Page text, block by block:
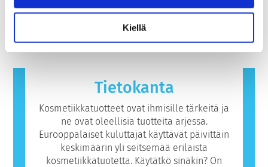
Kiellä
mahdolliset riskit, myös mahdollisesti
hormonitoimintaa häiritsevät ominaisuudet.
menetelmiä.
ihmisen immuunijärjestelmä reagoi
aineisiin, jotka ovat useimmille ihmisille
vaarattomia. Allergisen reaktion aiheuttavaa
ainetta kutsutaan allergeeniksi. Kosmetiikka-
saattavat sisältää ainesosia, jotka voivat olla
joillekin ihmisille allergisoivia. Tämä ei
kuitenkaan tarkoita, ettei muiden olisi
turvallista käyttää tuotetta.
Lue lisää
Tietokanta
Kosmetiikkatuotteet ovat ihmisille tärkeitä ja
ne ovat oleellisia tuotteita arjessa.
Eurooppalaiset kuluttajat käyttävät päivittäin
keskimäärin yli seitsemää erilaista
kosmetiikkatuotetta. Käytätkö sinäkin? On